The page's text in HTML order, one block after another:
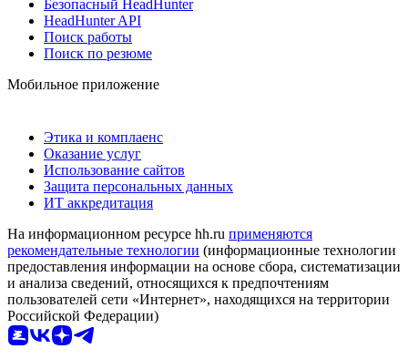
Безопасный HeadHunter
HeadHunter API
Поиск работы
Поиск по резюме
Мобильное приложение
Этика и комплаенс
Оказание услуг
Использование сайтов
Защита персональных данных
ИТ аккредитация
На информационном ресурсе hh.ru применяются
рекомендательные технологии (информационные технологии
предоставления информации на основе сбора, систематизации
и анализа сведений, относящихся к предпочтениям
пользователей сети «Интернет», находящихся на территории
Российской Федерации)